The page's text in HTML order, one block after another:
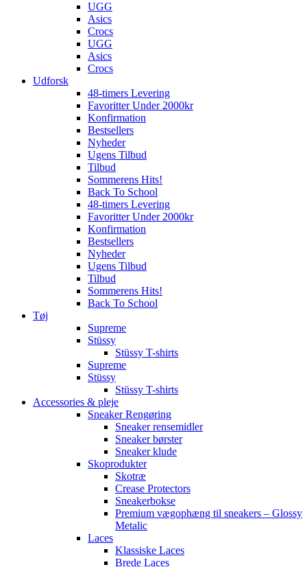
UGG
Asics
Crocs
UGG
Asics
Crocs
Udforsk
48-timers Levering
Favoritter Under 2000kr
Konfirmation
Bestsellers
Nyheder
Ugens Tilbud
Tilbud
Sommerens Hits!
Back To School
48-timers Levering
Favoritter Under 2000kr
Konfirmation
Bestsellers
Nyheder
Ugens Tilbud
Tilbud
Sommerens Hits!
Back To School
Tøj
Supreme
Stüssy
Stüssy T-shirts
Supreme
Stüssy
Stüssy T-shirts
Accessories & pleje
Sneaker Rengøring
Sneaker rensemidler
Sneaker børster
Sneaker klude
Skoprodukter
Skotræ
Crease Protectors
Sneakerbokse
Premium vægophæng til sneakers – Glossy
Metalic
Laces
Klassiske Laces
Brede Laces